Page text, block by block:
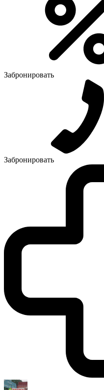
Забронировать
Забронировать